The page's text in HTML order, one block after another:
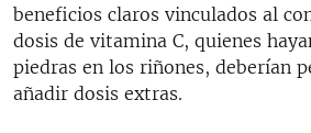
beneficios claros vinculados al
dosis de vitamina C, quienes
piedras en los riñones, deberían
añadir dosis extras.